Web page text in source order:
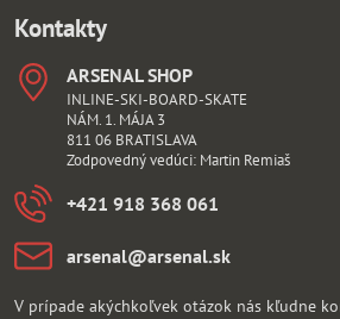
Kontakty
ARSENAL SHOP
INLINE-SKI-BOARD-SKATE
NÁM. 1. MÁJA 3
811 06 BRATISLAVA
Zodpovedný vedúci: Martin Remiaš
+421 918 368 061
arsenal​@arsenal​.sk
V prípade akýchkoľvek otázok nás kľudne